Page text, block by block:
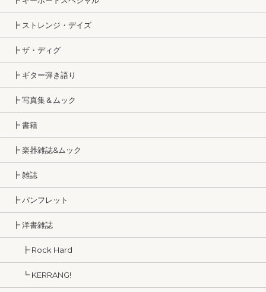
┣ ストレンジ・デイズ
┣ ザ・ディグ
┣ ギター弾き語り
┣ 写真集＆ムック
┣ 書籍
┣ 楽器雑誌&ムック
┣ 雑誌
┣ パンフレット
┣ 洋書雑誌
┣ Rock Hard
┗ KERRANG!